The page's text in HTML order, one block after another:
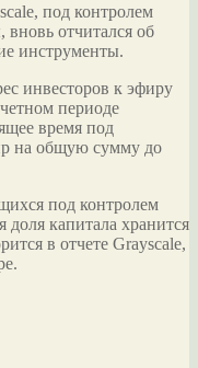
под контролем
вновь отчитался об
инструменты.
инвесторов к эфиру
периоде
время под
на общую сумму до
под контролем
доля капитала хранится
в отчете Grayscale,